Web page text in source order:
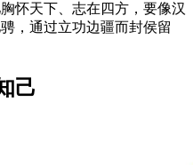
怀天下、志在四方，要像汉
，通过立功边疆而封侯留
己